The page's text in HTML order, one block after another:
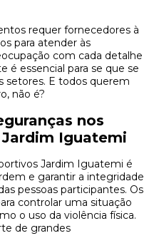
requer fornecedores à
para atender às
com cada detalhe
é essencial para se que se
setores. E todos querem
não é?
nos
Iguatemi
Jardim Iguatemi é
e garantir a integridade
pessoas participantes. Os
controlar uma situação
o uso da violência física.
de grandes